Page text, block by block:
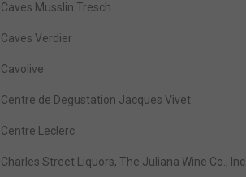
Caves Musslin Tresch
Caves Verdier
Cavolive
Centre de Degustation Jacques Vivet
Centre Leclerc
Charles Street Liquors, The Juliana Wine Co., Inc.